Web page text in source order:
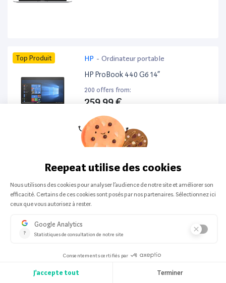
Top Produit HP - Ordinateur portable
HP ProBook 440 G6 14”
200 offers from:
259,99 €
Top Produit HP- Ordinateur portable
HP ProBook 650 G8 14”
199 offers from: